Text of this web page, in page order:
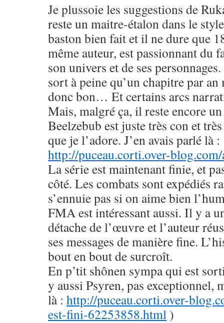
Je plussoie les suggestions de
reste un maitre-étalon dans le
baston bien fait et il ne dure que
même auteur, est passionnant du
son univers et de ses
sort à peine qu’un chapitre par
donc bon… Et certains arcs
Mais, malgré ça, il reste encore
Beelzebub est juste très con et
que je l’adore. J’en avais parlé là :
http://puceau.corti.over-
La série est maintenant finie, et
côté. Les combats sont expédiés
s’ennuie pas si on aime bien
FMA est intéressant aussi. Il y a
détache de l’œuvre et l’auteur
ses messages de manière fine.
bout en bout de surcroît.
En p’tit shônen sympa qui est
y aussi Psyren, pas exceptionnel,
là : http://puceau.corti.over-
est-fini-62253858.html )